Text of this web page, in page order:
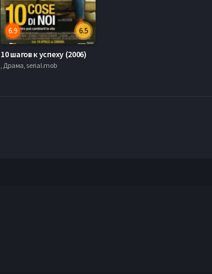
6.5
6.9
10 шагов к успеху (2006)
, Драма, serial.mob